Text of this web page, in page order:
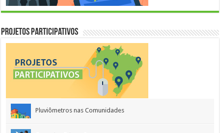
Projetos Participativos
Pluviômetros nas Comunidades